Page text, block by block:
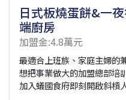
日式板燒蛋餅&一
端廚房
加盟金:4.8萬元
最適合上班族、家庭主婦的
想把事業做大的加盟總部培
加入蟻國食府即刻開啟斜槓